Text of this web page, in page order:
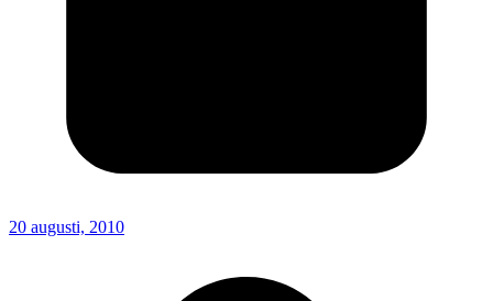
20 augusti, 2010